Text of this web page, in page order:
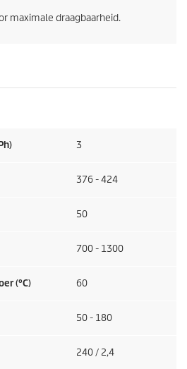
maximale draagbaarheid.
3
376 - 424
50
700 - 1300
(°C) 60
50 - 180
240 / 2,4